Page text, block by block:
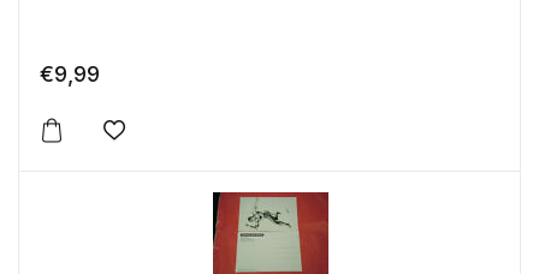
€9,99
Aggiungi alla lista dei desideri